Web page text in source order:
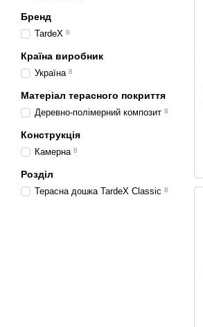
Бренд
TardeX 8
Країна виробник
Україна 8
Матеріал терасного покриття
Деревно-полімерний композит 8
Конструкція
Камерна 8
Розділ
Терасна дошка TardeX Classic 8